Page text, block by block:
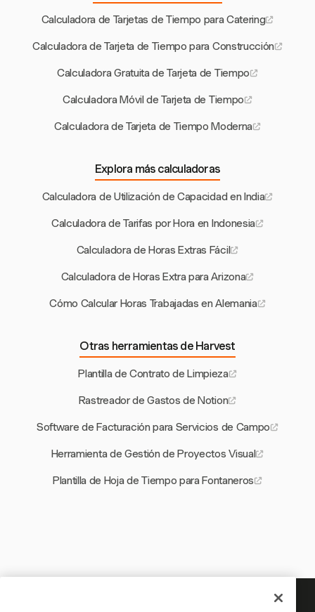
Calculadora de Tarjetas de Tiempo para Catering
Calculadora de Tarjeta de Tiempo para Construcción
Calculadora Gratuita de Tarjeta de Tiempo
Calculadora Móvil de Tarjeta de Tiempo
Calculadora de Tarjeta de Tiempo Moderna
Explora más calculadoras
Calculadora de Utilización de Capacidad en India
Calculadora de Tarifas por Hora en Indonesia
Calculadora de Horas Extras Fácil
Calculadora de Horas Extra para Arizona
Cómo Calcular Horas Trabajadas en Alemania
Otras herramientas de Harvest
Plantilla de Contrato de Limpieza
Rastreador de Gastos de Notion
Software de Facturación para Servicios de Campo
Herramienta de Gestión de Proyectos Visual
Plantilla de Hoja de Tiempo para Fontaneros